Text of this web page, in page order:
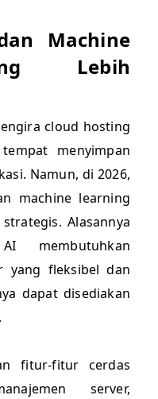
Machine
Lebih
cloud hosting
menyimpan
Namun, di 2026,
machine learning
Alasannya
membutuhkan
yang fleksibel dan
dapat disediakan
fitur-fitur cerdas
server,